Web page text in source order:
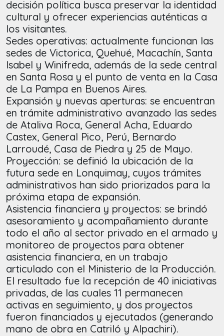
decisión política busca preservar la identidad
cultural y ofrecer experiencias auténticas a
los visitantes.
Sedes operativas: actualmente funcionan las
sedes de Victorica, Quehué, Macachín, Santa
Isabel y Winifreda, además de la sede central
en Santa Rosa y el punto de venta en la Casa
de La Pampa en Buenos Aires.
Expansión y nuevas aperturas: se encuentran
en trámite administrativo avanzado las sedes
de Ataliva Roca, General Acha, Eduardo
Castex, General Pico, Perú, Bernardo
Larroudé, Casa de Piedra y 25 de Mayo.
Proyección: se definió la ubicación de la
futura sede en Lonquimay, cuyos trámites
administrativos han sido priorizados para la
próxima etapa de expansión.
Asistencia financiera y proyectos: se brindó
asesoramiento y acompañamiento durante
todo el año al sector privado en el armado y
monitoreo de proyectos para obtener
asistencia financiera, en un trabajo
articulado con el Ministerio de la Producción.
El resultado fue la recepción de 40 iniciativas
privadas, de las cuales 11 permanecen
activas en seguimiento, y dos proyectos
fueron financiados y ejecutados (generando
mano de obra en Catriló y Alpachiri).